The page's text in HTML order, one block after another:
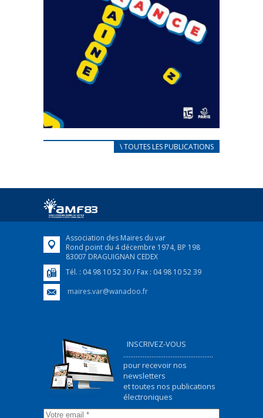
CARNET D’ACCUEIL
Afin d’accompagner au mieux les réfugiés
FEUILLETER
\ TOUTES LES PUBLICATIONS
Association des Maires du var
Rond point du 4 décembre 1974, BP 198
83007 DRAGUIGNAN CEDEX
Tél. : 04 98 10 52 30 / Fax : 04 98 10 52 39
maires.var@wanadoo.fr
INSCRIVEZ-VOUS
...................................................
pour recevoir nos
newsletters
et toutes nos publications
électroniques